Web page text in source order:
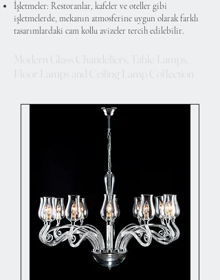
İşletmeler: Restoranlar, kafeler ve oteller gibi
işletmelerde, mekanın atmosferine uygun olarak farklı
tasarımlardaki cam kollu avizeler tercih edilebilir.
Modern Glass Chandeliers, Table Lamps,
Floor Lamps and Ceiling Lamp Collection